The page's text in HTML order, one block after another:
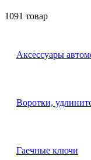
1091 товар
Аксессуары
Воротки,
Гаечные ключи